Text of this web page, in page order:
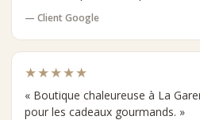
— Client Google
★★★★★
« Boutique chaleureuse à La
pour les cadeaux gourmands. »